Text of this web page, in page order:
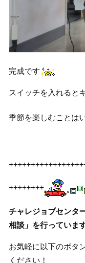
完成です
スイッチを入れると
季節を楽しむことは
++++++++
チャレジョブセンタ
相談」を行っています
お気軽に以下のボタ
ください！